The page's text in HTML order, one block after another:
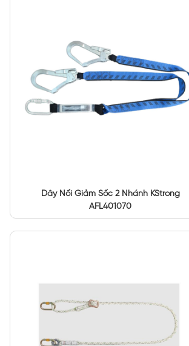
Dây Nối Giảm Sốc 2 Nhánh KStrong
AFL401070